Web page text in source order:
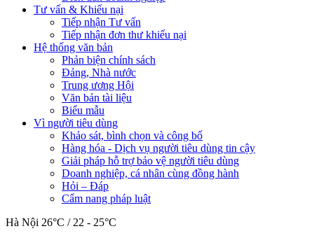
Tư vấn & Khiếu nại
Tiếp nhận Tư vấn
Tiếp nhận đơn thư khiếu nại
Hệ thống văn bản
Phản biện chính sách
Đảng, Nhà nước
Trung ương Hội
Văn bản tài liệu
Biểu mẫu
Vì người tiêu dùng
Khảo sát, bình chọn và công bố
Hàng hóa - Dịch vụ người tiêu dùng tin cậy
Giải pháp hỗ trợ bảo vệ người tiêu dùng
Doanh nghiệp, cá nhân cùng đồng hành
Hỏi – Đáp
Cẩm nang pháp luật
Hà Nội 26°C / 22 - 25°C